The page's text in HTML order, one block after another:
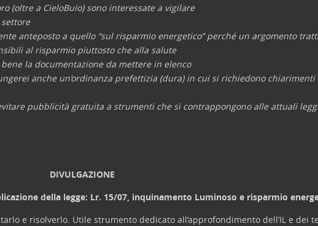
(oltre a CieloBuio) sono interessate a vigilare
anteposto a quello “sul risparmio energetico” perché un argomento
al risparmio piuttosto che alla salute
la documentazione da mettere in elenco
anche un’ordinanza prefettizia (dura) in cui si richiedono
pubblicità gratuita a strumenti che si contrappongono alle attuali
DIVULGAZIONE
della legge: Lr. 15/07, inquinamento Luminoso e risparmio
e risolverlo. Utile strumento dedicato all’approfondimento dell’IL e dei